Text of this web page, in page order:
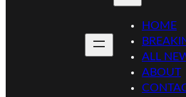
HOME
ALL
ABOUT